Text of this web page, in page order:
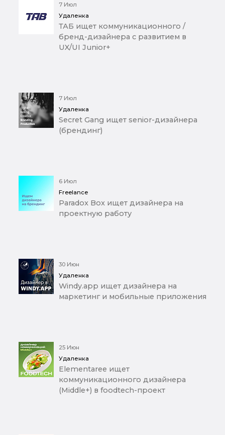
7 Июл
Удаленка
ТАБ ищет коммуникационного /
бренд-дизайнера с развитием в
UX/UI Junior+
7 Июл
Удаленка
Secret Gang ищет senior-дизайнера
(брендинг)
6 Июл
Freelance
Paradox Box ищет дизайнера на
проектную работу
30 Июн
Удаленка
Windy.app ищет дизайнера на
маркетинг и мобильные приложения
25 Июн
Удаленка
Elementaree ищет
коммуникационного дизайнера
(Middle+) в foodtech-проект